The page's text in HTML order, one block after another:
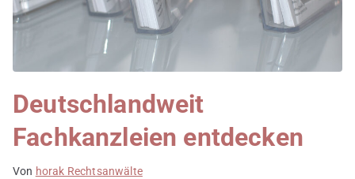
Deutschlandweit
Fachkanzleien entdecken
Von horak Rechtsanwälte